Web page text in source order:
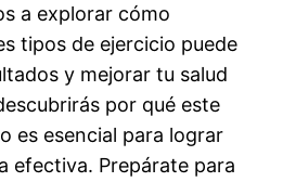
a explorar cómo
tipos de ejercicio puede
y mejorar tu salud
por qué este
es esencial para lograr
efectiva. Prepárate para